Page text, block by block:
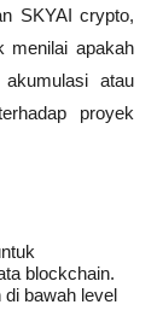
SKYAI crypto,
menilai apakah
atau
proyek
blockchain.
bawah level